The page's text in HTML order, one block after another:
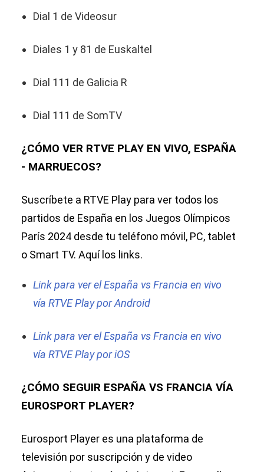
Dial 1 de Videosur
Diales 1 y 81 de Euskaltel
Dial 111 de Galicia R
Dial 111 de SomTV
¿CÓMO VER RTVE PLAY EN VIVO, ESPAÑA
- MARRUECOS?
Suscríbete a RTVE Play para ver todos los
partidos de España en los Juegos Olímpicos
París 2024 desde tu teléfono móvil, PC, tablet
o Smart TV. Aquí los links.
Link para ver el España vs Francia en vivo
vía RTVE Play por Android
Link para ver el España vs Francia en vivo
vía RTVE Play por iOS
¿CÓMO SEGUIR ESPAÑA VS FRANCIA VÍA
EUROSPORT PLAYER?
Eurosport Player es una plataforma de
televisión por suscripción y de video